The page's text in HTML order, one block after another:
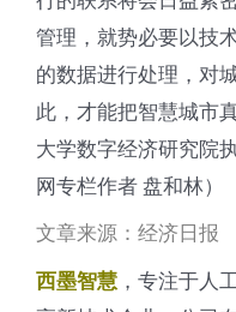
管理，就势必要以技
的数据进行处理，对
此，才能把智慧城市
大学数字经济研究院
网专栏作者 盘和林）
文章来源：经济日报
西墨智慧 ，专注于人